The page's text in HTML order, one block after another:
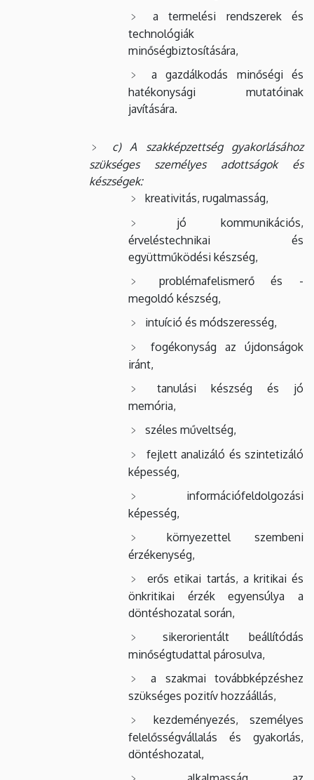
a termelési rendszerek és
technológiák
minőségbiztosítására,
a gazdálkodás minőségi és
hatékonysági mutatóinak
javítására.
c) A szakképzettség gyakorlásához
szükséges személyes adottságok és
készségek:
kreativitás, rugalmasság,
jó kommunikációs,
érveléstechnikai és
együttműködési készség,
problémafelismerő és -
megoldó készség,
intuíció és módszeresség,
fogékonyság az újdonságok
iránt,
tanulási készség és jó
memória,
széles műveltség,
fejlett analizáló és szintetizáló
képesség,
információfeldolgozási
képesség,
környezettel szembeni
érzékenység,
erős etikai tartás, a kritikai és
önkritikai érzék egyensúlya a
döntéshozatal során,
sikerorientált beállítódás
minőségtudattal párosulva,
a szakmai továbbképzéshez
szükséges pozitív hozzáállás,
kezdeményezés, személyes
felelősségvállalás és gyakorlás,
döntéshozatal,